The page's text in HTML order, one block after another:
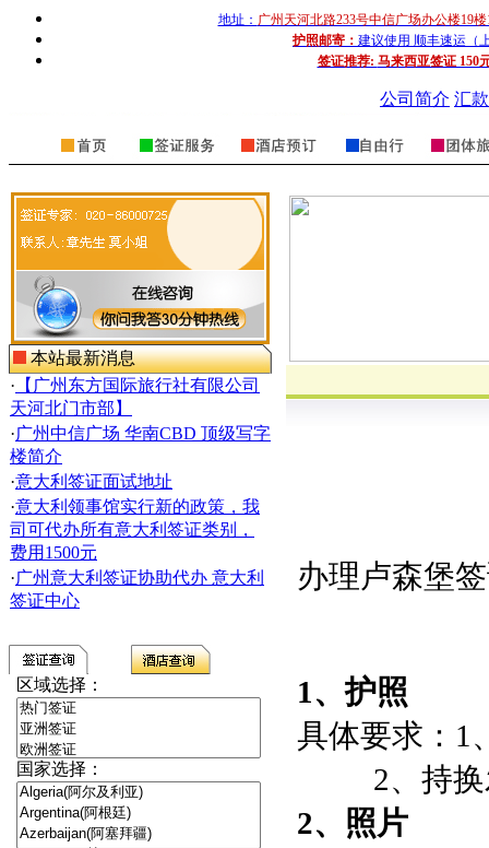
地址： 广州天河北路233号中信广场办公楼19
护照邮寄： 建议使用 顺丰速运（
签证推荐: 马来西亚签证 150
公司简介 汇
本站最新消息
· 【广州东方国际旅行社有限公司
天河北门市部】
·广州中信广场 华南CBD 顶级写字
楼简介
·意大利签证面试地址
·意大利领事馆实行新的政策，我
司可代办所有意大利签证类别，
费用1500元
·广州意大利签证协助代办 意大利
签证中心
区域选择：
国家选择：
办理卢森堡
1、护照
具体要求： 1
2、持
2、照片